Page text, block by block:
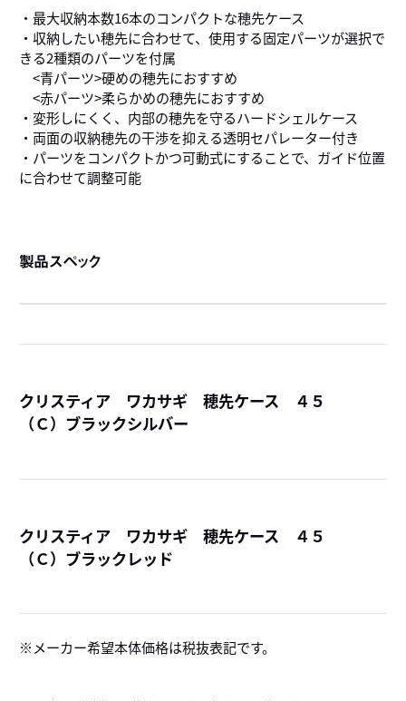
・最大収納本数16本のコンパクトな穂先ケース
・収納したい穂先に合わせて、使用する固定パーツが選択で
きる2種類のパーツを付属
<青パーツ>硬めの穂先におすすめ
<赤パーツ>柔らかめの穂先におすすめ
・変形しにくく、内部の穂先を守るハードシェルケース
・両面の収納穂先の干渉を抑える透明セパレーター付き
・パーツをコンパクトかつ可動式にすることで、ガイド位置
に合わせて調整可能
製品スペック
クリスティア ワカサギ 穂先ケース ４５
（Ｃ）ブラックシルバー
クリスティア ワカサギ 穂先ケース ４５
（Ｃ）ブラックレッド
メーカー希望本体価格は税抜表記です。